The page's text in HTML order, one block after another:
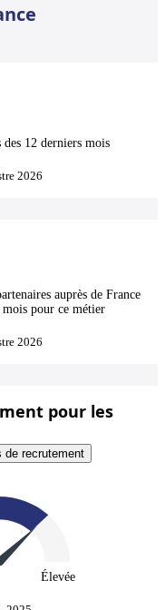
12 derniers mois
2026
auprès de France
pour ce métier
2026
pour les
de recrutement
Élevée